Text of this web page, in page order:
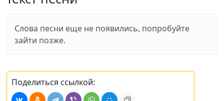
Слова песни еще не появились, попробуйте
зайти позже.
Поделиться ссылкой: